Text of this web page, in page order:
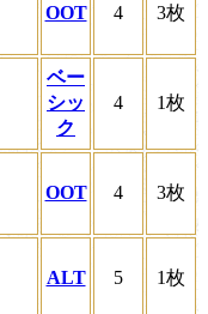
OOT 4 3枚
ベー
シッ
ク
4 1枚
OOT 4 3枚
ALT 5 1枚